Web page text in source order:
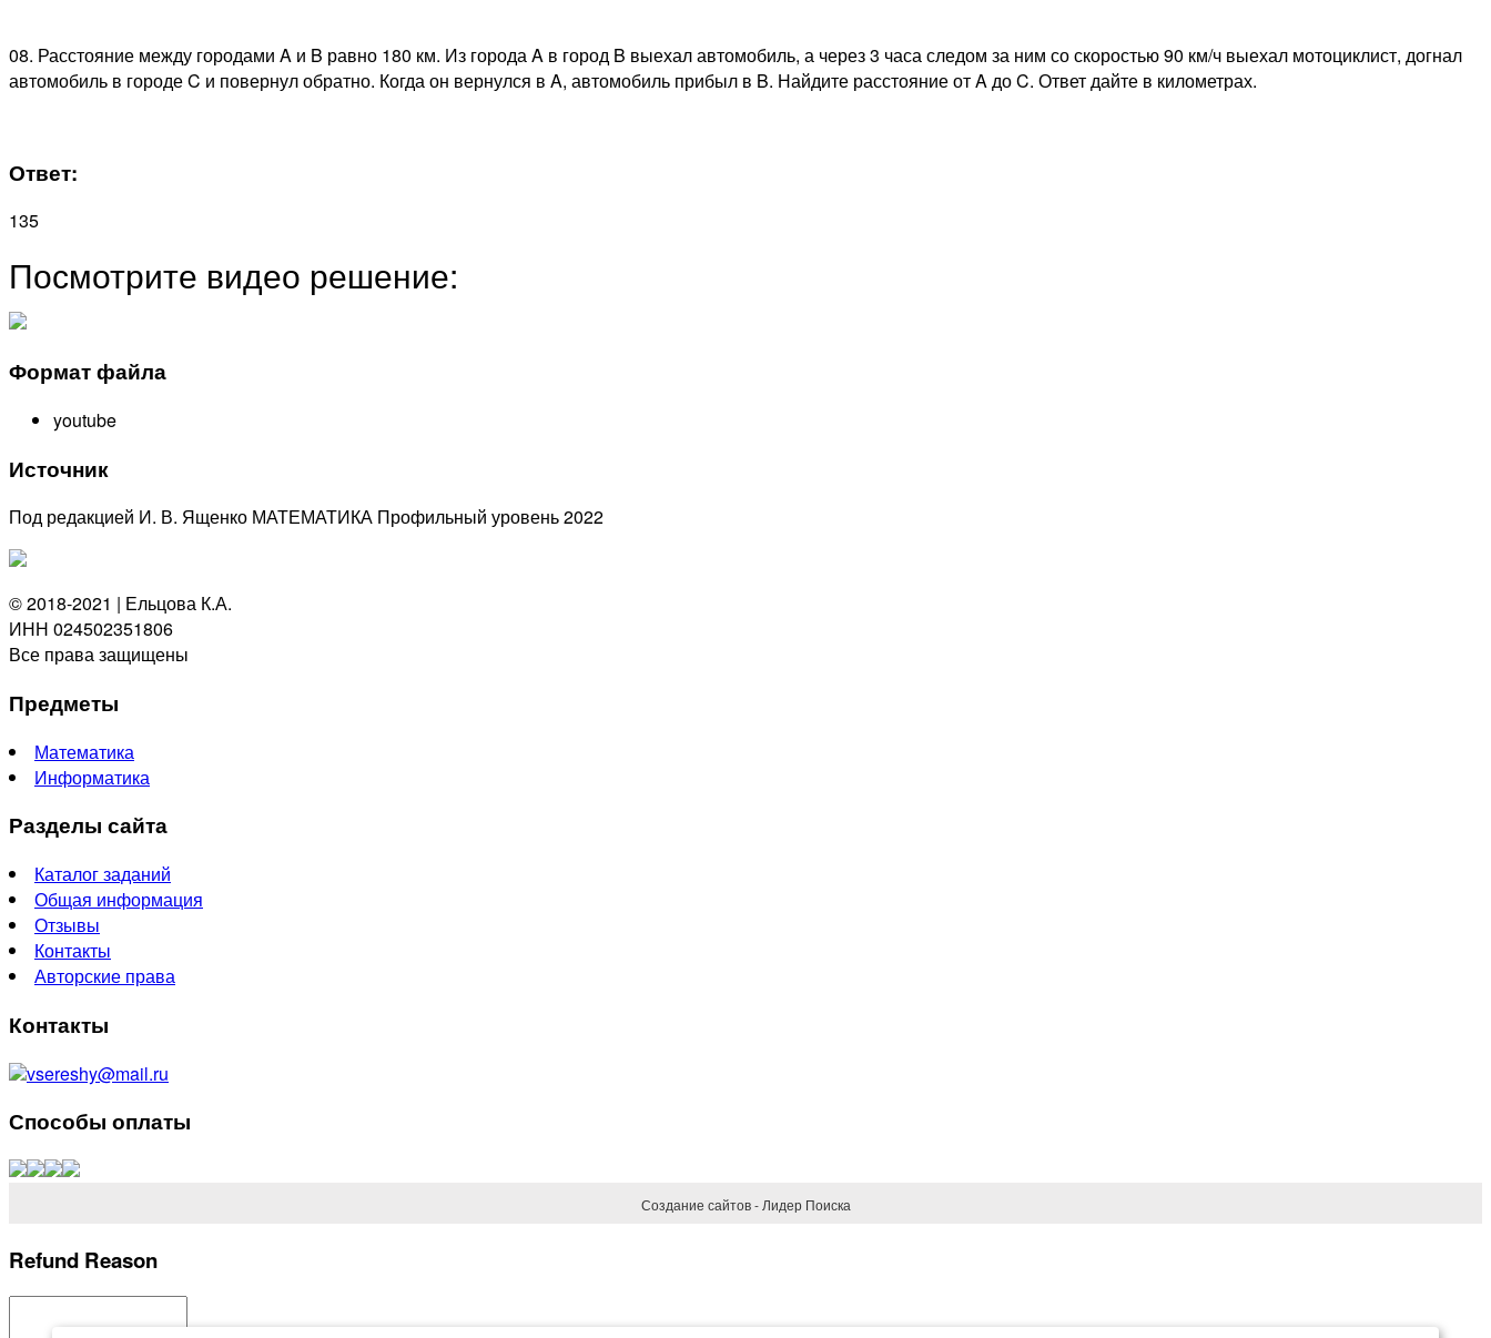
08. Расстояние между городами A и B равно 180 км. Из города A в город B выехал автомобиль, а через 3 часа следом за ним со скоростью 90 км/ч выехал мотоциклист, догнал
автомобиль в городе C и повернул обратно. Когда он вернулся в A, автомобиль прибыл в B. Найдите расстояние от A до C. Ответ дайте в километрах.
Ответ:
135
Посмотрите видео решение:
Формат файла
youtube
Источник
Под редакцией И. В. Ященко МАТЕМАТИКА Профильный уровень 2022
© 2018-2021 | Ельцова К.А.
ИНН 024502351806
Все права защищены
Предметы
Математика
Информатика
Разделы сайта
Каталог заданий
Общая информация
Отзывы
Контакты
Авторские права
Контакты
vsereshy@mail.ru
Способы оплаты
Создание сайтов - Лидер Поиска
Refund Reason